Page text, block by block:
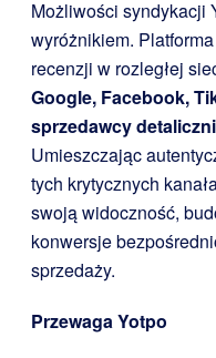
Możliwości syndykacji
wyróżnikiem.
recenzji w rozległej
Google, Facebook,
sprzedawcy
Umieszczając
tych krytycznych
swoją widoczność,
konwersje
sprzedaży.
Przewaga Yotpo